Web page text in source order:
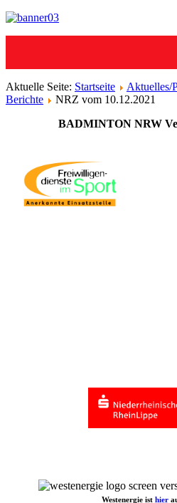
Aktuelle Seite: Startseite Aktuelles/
Berichte
NRZ vom 10.12.2021
BADMINTON NRW
Westenergie ist hier